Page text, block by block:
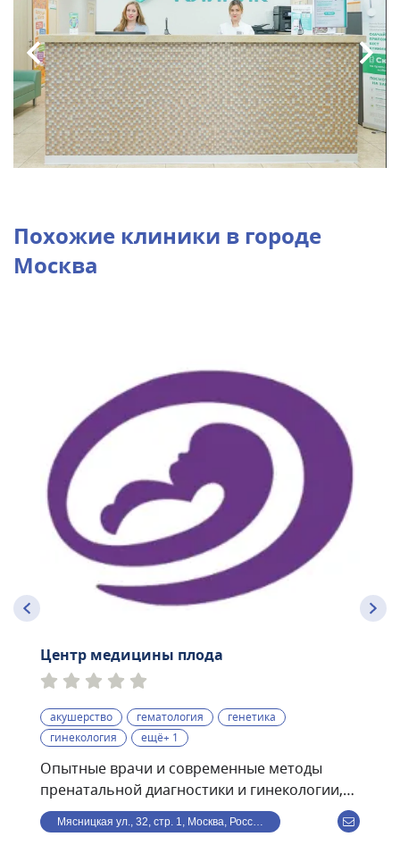
Похожие клиники в городе
Москва
Центр медицины плода
акушерство гематология
генетика
гинекология
ещё+ 1
Опытные врачи и современные методы
пренатальной диагностики и гинекологии,
проводимые по международным
стандартам:• экспертные УЗИ скрининги I, II,
Мясницкая ул., 32, стр. 1, Москва, Россия